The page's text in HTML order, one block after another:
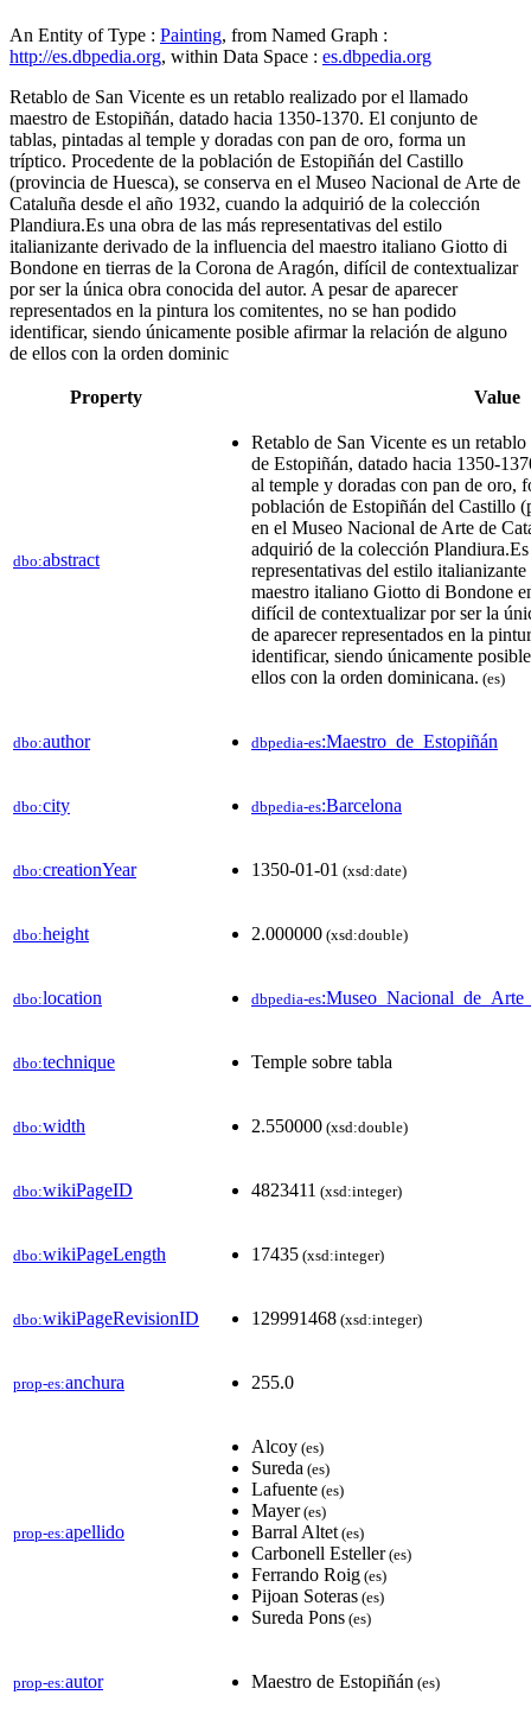
An Entity of Type : Painting, from Named Graph :
http://es.dbpedia.org, within Data Space : es.dbpedia.org
Retablo de San Vicente es un retablo realizado por el llamado
maestro de Estopiñán, datado hacia 1350-1370. El conjunto de
tablas, pintadas al temple y doradas con pan de oro, forma un
tríptico. Procedente de la población de Estopiñán del Castillo
(provincia de Huesca), se conserva en el Museo Nacional de Arte de
Cataluña desde el año 1932, cuando la adquirió de la colección
Plandiura.​Es una obra de las más representativas del estilo
italianizante derivado de la influencia del maestro italiano Giotto di
Bondone en tierras de la Corona de Aragón, difícil de contextualizar
por ser la única obra conocida del autor. A pesar de aparecer
representados en la pintura los comitentes, no se han podido
identificar, siendo únicamente posible afirmar la relación de alguno
de ellos con la orden dominic
Property Value
dbo:abstract
Retablo de San Vicente es un
de Estopiñán, datado hacia 1350-
al temple y doradas con pan de oro,
población de Estopiñán del Castillo
en el Museo Nacional de Arte de
adquirió de la colección
representativas del estilo
maestro italiano Giotto di Bondone
difícil de contextualizar por ser la
de aparecer representados en la
identificar, siendo únicamente
ellos con la orden dominicana.​ (es)
dbo:author dbpedia-es:Maestro_de_Estopiñán
dbo:city dbpedia-es:Barcelona
dbo:creationYear 1350-01-01 (xsd:date)
dbo:height 2.000000 (xsd:double)
dbo:location dbpedia-es
dbo:technique Temple sobre tabla
dbo:width 2.550000 (xsd:double)
dbo:wikiPageID 4823411 (xsd:integer)
dbo:wikiPageLength 17435 (xsd:integer)
dbo:wikiPageRevisionID 129991468 (xsd:integer)
prop-es:anchura 255.0
prop-es:apellido
Alcoy (es)
Sureda (es)
Lafuente (es)
Mayer(es)
Barral Altet (es)
Carbonell Esteller(es)
Ferrando Roig (es)
Pijoan Soteras (es)
Sureda Pons (es)
prop-es:autor Maestro de Estopiñán (es)